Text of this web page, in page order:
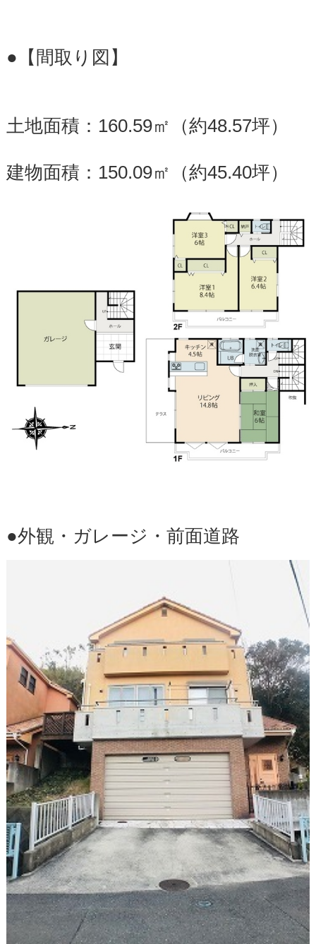
●【間取り図】
土地面積：160.59㎡（約48.57坪）
建物面積：150.09㎡（約45.40坪）
●外観・ガレージ・前面道路